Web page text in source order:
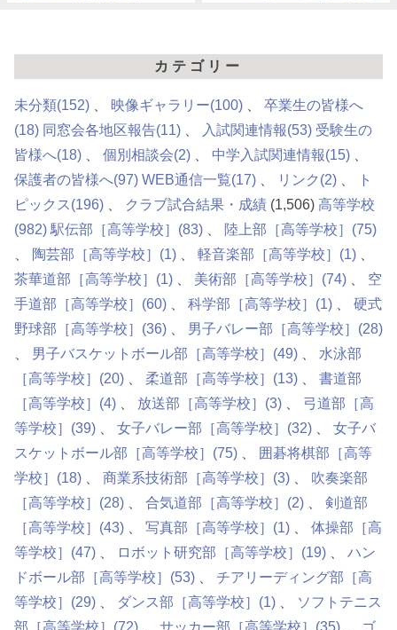
カテゴリー
未分類(152) 映像ギャラリー(100)
卒業生の皆様へ
(18) 同窓会各地区報告(11) 入試関連情報(53) 受験生の
皆様へ(18) 個別相談会(2) 中学入試関連情報(15)
保護者の皆様へ(97) WEB通信一覧(17) リンク (2)
ト
ピックス (196) クラブ試合結果・成績 (1,506) 高等学校
(982) 駅伝部［高等学校］ (83) 陸上部［高等学校］ (75)
陶芸部［高等学校］ (1) 軽音楽部［高等学校］ (1)
茶華道部［高等学校］ (1) 美術部［高等学校］ (74)
空
手道部［高等学校］ (60) 科学部［高等学校］ (1)
硬式
野球部［高等学校］ (36) 男子バレー部［高等学校］ (28)
男子バスケットボール部［高等学校］ (49)
水泳部
［高等学校］ (20) 柔道部［高等学校］ (13)
書道部
［高等学校］ (4) 放送部［高等学校］ (3)
弓道部［高
等学校］ (39) 女子バレー部［高等学校］ (32)
女子バ
スケットボール部［高等学校］ (75)
囲碁将棋部［高等
学校］ (18) 商業系技術部［高等学校］ (3)
吹奏楽部
［高等学校］ (28) 合気道部［高等学校］ (2)
剣道部
［高等学校］ (43) 写真部［高等学校］ (1)
体操部［高
等学校］ (47) ロボット研究部［高等学校］ (19)
ハン
ドボール部［高等学校］ (53)
チアリーディング部［高
等学校］ (29) ダンス部［高等学校］ (1)
ソフトテニス
部［高等学校］ (72) サッカー部［高等学校］ (35)
ゴ